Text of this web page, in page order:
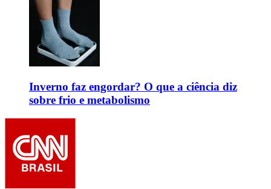
Inverno faz engordar? O que a ciência diz
sobre frio e metabolismo